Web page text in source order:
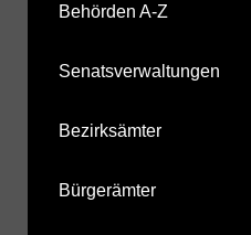
Behörden A-Z
Senatsverwaltungen
Bezirksämter
Bürgerämter